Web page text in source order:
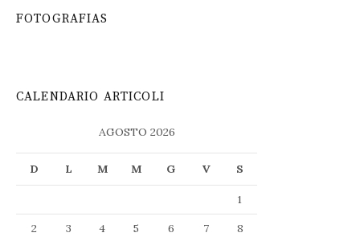
FOTOGRAFIAS
CALENDARIO ARTICOLI
AGOSTO 2026
D L M M G V S
1
2
3 4 5 6 7
8